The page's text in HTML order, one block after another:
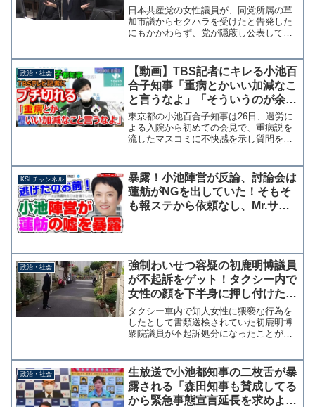
は泣き寝入りよ！」
日本共産党の女性議員が、同党所属の草
加市議からセクハラを受けたと告発した
にもかかわらず、党が隠蔽し公表してい
さらにセクハラを告発された市議が議員
辞職したため会派の構成要...
政治・社会
【動画】TBS記者にキレる小池百
合子知事「重病とかいい加減なこ
と言うなよ」「そういうのが余計
だと言ってるわけ」
東京都の小池百合子知事は26日、過労に
よる入院から初めての会見で、重病説を
流したマスコミに不快感を示し質問を打
体的な病状について尋ねたところ小池知
事は「重病とかいい加...
KSLチャンネル
暴露！小池陣営が反論、討論会は
蓮舫がNGを出していた！そもそ
も報ステから依頼なし、Mr.サン
政治・社会
強制わいせつ容疑の初鹿明博議員
が不起訴をゲット！タクシー内で
女性の顔を下半身に押し付けたり
キスしたりしたのに
タクシー車内で知人女性に猥褻な行為を
したとして書類送検されていた初鹿明博
衆院議員が不起訴処分になったことがわ
いせつ容疑 東京地検：朝日新聞デジタ
ル 初鹿氏は2015年5...
政治・社会
生放送で小池都知事の二枚舌が暴
露される「森田知事も賛成してる
から緊急事態宣言延長を求めよう